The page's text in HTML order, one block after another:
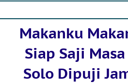
Makanku
Siap Saji
Solo Dipuji